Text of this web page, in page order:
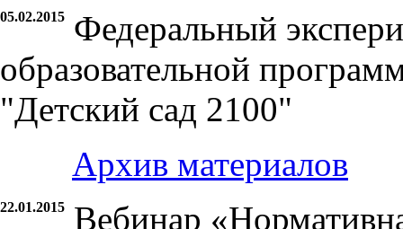
05.02.2015
Федеральный
образовательной
"Детский сад 2100"
Архив материалов
22.01.2015
Вебинар